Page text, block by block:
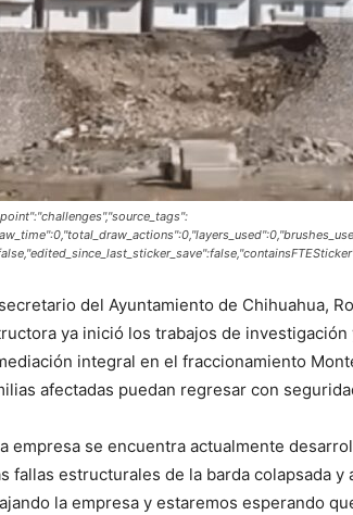
del Ayuntamiento de Chihuahua,
ya inició los trabajos de
integral en el fraccionamiento
afectadas puedan regresar con
empresa se encuentra actualmente
fallas estructurales de la barda colapsada y
la empresa y estaremos esperando